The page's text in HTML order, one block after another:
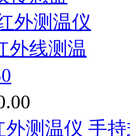
外测温仪 手